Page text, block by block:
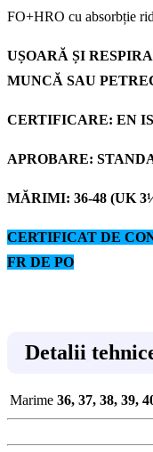
FO+HRO cu absorbție
UȘOARĂ ȘI
MUNCĂ SAU
CERTIFICARE: EN
APROBARE:
MĂRIMI: 36-48 (UK
CERTIFICAT DE
FR DE PO
Detalii
Marime 36, 37, 38, 39,